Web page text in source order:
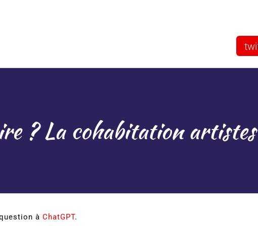
? La cohabitation
àChatGPT.